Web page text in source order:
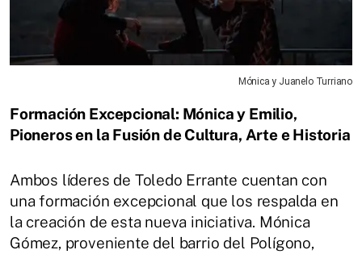
Mónica y Juanelo Turriano
Formación Excepcional: Mónica y Emilio,
Pioneros en la Fusión de Cultura, Arte e Historia
Ambos líderes de Toledo Errante cuentan con
una formación excepcional que los respalda en
la creación de esta nueva iniciativa. Mónica
Gómez, proveniente del barrio del Polígono,